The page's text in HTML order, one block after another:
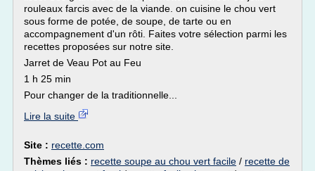
rouleaux farcis avec de la viande. on cuisine le chou vert
sous forme de potée, de soupe, de tarte ou en
accompagnement d'un rôti. Faites votre sélection parmi les
recettes proposées sur notre site.
Jarret de Veau Pot au Feu
1 h 25 min
Pour changer de la traditionnelle...
Lire la suite
Site : recette.com
Thèmes liés : recette soupe au chou vert facile / recette de